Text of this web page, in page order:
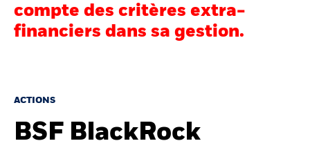
Education
France
BlackRock
compte des critères extra-
financiers dans sa gestion.
ACTIONS
BSF BlackRock